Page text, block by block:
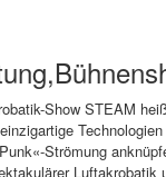
Show STEAM
Strömung